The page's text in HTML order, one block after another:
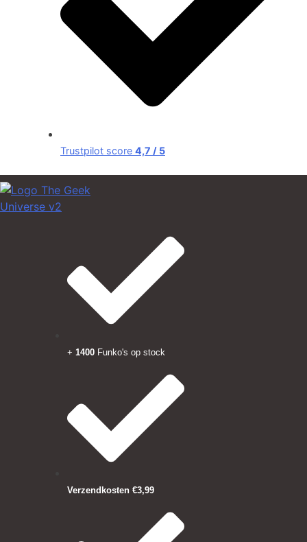
Trustpilot score 4,7 / 5
+ 1400 Funko's op stock
Verzendkosten €3,99